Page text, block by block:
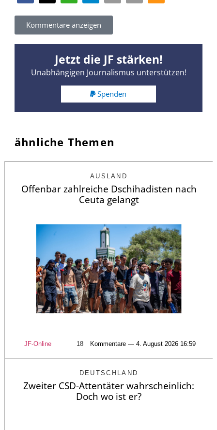
Kommentare anzeigen
Jetzt die JF stärken!
Unabhängigen Journalismus unterstützen!
Spenden
ähnliche Themen
AUSLAND
Offenbar zahlreiche Dschihadisten nach
Ceuta gelangt
JF-Online 18 Kommentare — 4. August 2026 16:59
DEUTSCHLAND
Zweiter CSD-Attentäter wahrscheinlich:
Doch wo ist er?